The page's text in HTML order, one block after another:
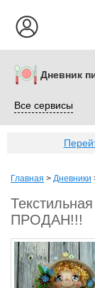
Дневник
Все сервисы
Главная > Дневники
ПРОДАН!!!